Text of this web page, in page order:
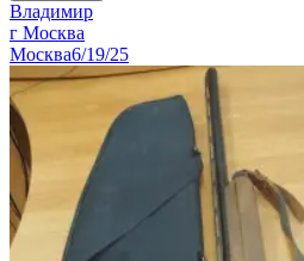
Владимир
г Москва
Москва6/19/25